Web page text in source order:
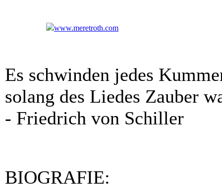
www.meretroth.com
Es schwinden jedes
solang des Liedes Zauber
- Friedrich von Schiller
BIOGRAFIE: